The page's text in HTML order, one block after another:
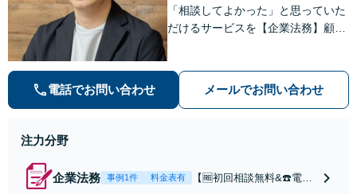
「相談してよかった」と思っていた
だけるサービスを【企業法務】顧問
業法務プラン
電話でお問い合わせ メールでお問い合わせ
注力分野
企業法務 事例1件 料金表有
【🆓初回相談無料&☎️電話